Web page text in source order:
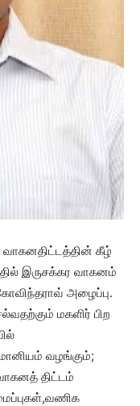
வாகனதிட்டத்தின் கீழ்
இருசக்கர வாகனம்
அழைப்பு.
மகளிர் பிற
வழங்கும்;
திட்டம்